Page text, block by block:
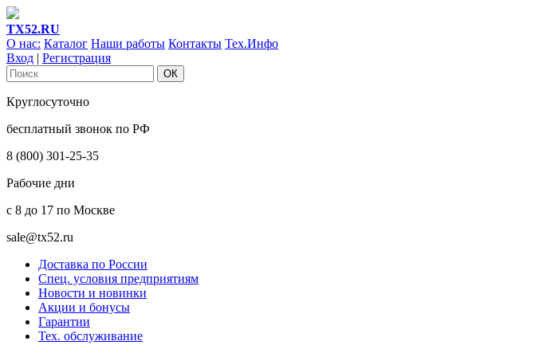
ТХ52.RU
О нас: Каталог Наши работы Контакты Тех.Инфо
Вход | Регистрация
Круглосуточно
бесплатный звонок по РФ
8 (800) 301-25-35
Рабочие дни
с 8 до 17 по Москве
sale@tx52.ru
Доставка по России
Спец. условия предприятиям
Новости и новинки
Акции и бонусы
Гарантии
Тех. обслуживание